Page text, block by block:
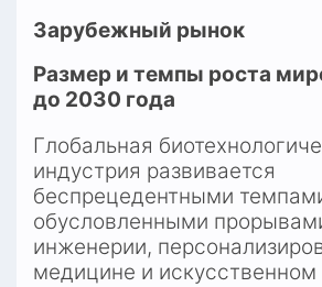
Зарубежный рынок
Размер и темпы роста
до 2030 года
Глобальная
индустрия развивается
беспрецедентными
обусловленными
инженерии,
медицине и искусственном